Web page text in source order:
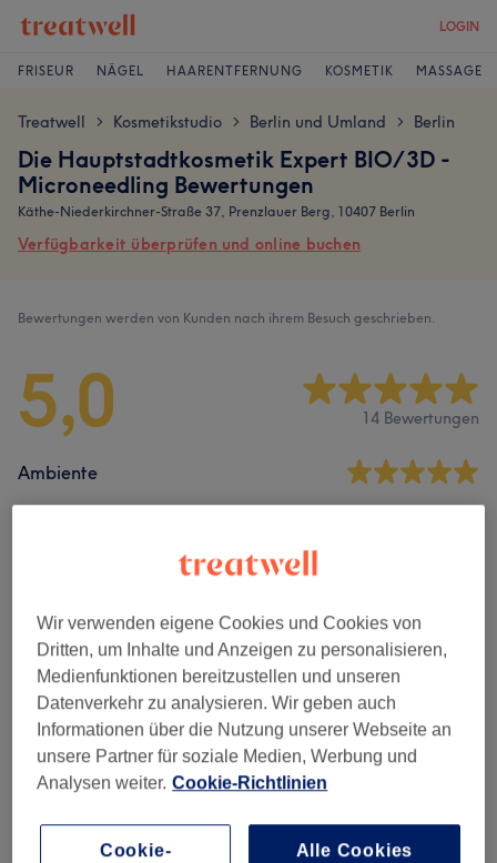
LOGIN
FRISEUR NÄGEL HAARENTFERNUNG KOSMETIK MASSAGE
Treatwell > Kosmetikstudio > Berlin und Umland > Berlin
Die Hauptstadtkosmetik Expert BIO/3D -
Microneedling Bewertungen
Käthe-Niederkirchner-Straße 37, Prenzlauer Berg, 10407 Berlin
Verfügbarkeit überprüfen und online buchen
Bewertungen werden von Kunden nach ihrem Besuch geschrieben.
5,0 14 Bewertungen
Ambiente
Bewertungen filtern
Behandlung Alle Bewertungen
Wir verwenden eigene Cookies und Cookies von
Dritten, um Inhalte und Anzeigen zu personalisieren,
Medienfunktionen bereitzustellen und unseren
Datenverkehr zu analysieren. Wir geben auch
Informationen über die Nutzung unserer Webseite an
unsere Partner für soziale Medien, Werbung und
Analysen weiter. Cookie-Richtlinien
Cookie-
Alle Cookies